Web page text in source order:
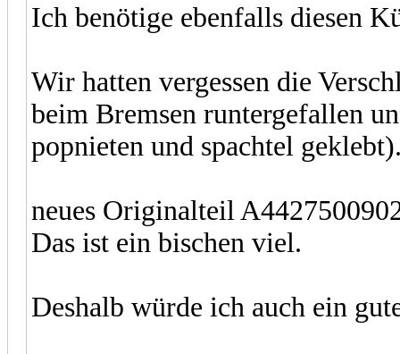
Ich benötige ebenfalls diesen
Wir hatten vergessen die
beim Bremsen runtergefallen
popnieten und spachtel
neues Originalteil
Das ist ein bischen viel.
Deshalb würde ich auch ein